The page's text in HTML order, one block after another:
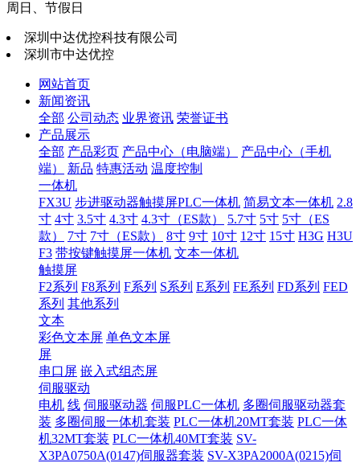
周日、节假日
深圳中达优控科技有限公司
深圳市中达优控
网站首页
新闻资讯
全部 公司动态 业界资讯 荣誉证书
产品展示
全部 产品彩页 产品中心（电脑端）
产品中心（手机
端）
新品 特惠活动 温度控制
一体机
FX3U 步进驱动器触摸屏PLC一体机 简易文本一体机 2.8
寸 4寸 3.5寸 4.3寸 4.3寸（ES款） 5.7寸 5寸 5寸（ES
款）
7寸 7寸（ES款） 8寸 9寸 10寸 12寸 15寸 H3G H3U
F3 带按键触摸屏一体机 文本一体机
触摸屏
F2系列 F8系列 F系列 S系列 E系列 FE系列 FD系列 FED
系列 其他系列
文本
彩色文本屏 单色文本屏
屏
串口屏 嵌入式组态屏
伺服驱动
电机 线 伺服驱动器 伺服PLC一体机 多圈伺服驱动器套
装 多圈伺服一体机套装 PLC一体机20MT套装 PLC一体
机32MT套装 PLC一体机40MT套装 SV-
X3PA0750A(0147)伺服器套装 SV-X3PA2000A(0215)伺